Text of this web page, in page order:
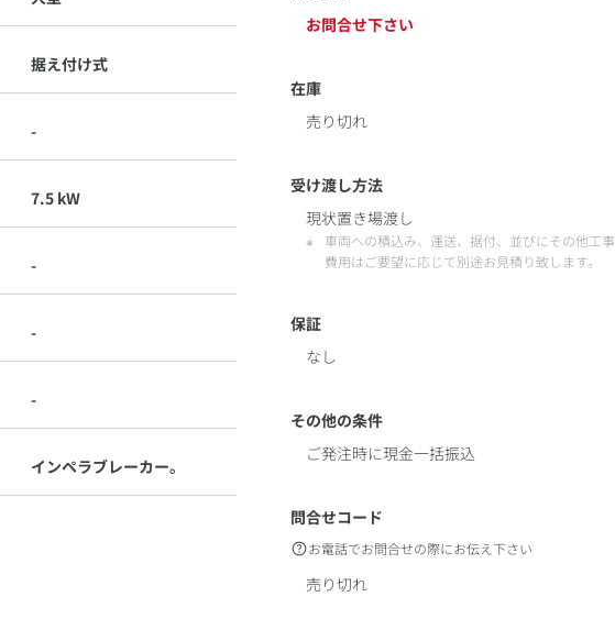
据え付け式
-
7.5 kW
-
-
-
インペラブレーカー。
お問合せ下さい
在庫
売り切れ
受け渡し方法
現状置き場渡し
車両への積込み、運送、据付、並びにその他工事
費用はご要望に応じて別途お見積り致します。
保証
なし
その他の条件
ご発注時に現金一括振込
問合せコード
お電話でお問合せの際にお伝え下さい
売り切れ